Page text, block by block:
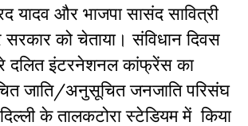
यादव और भाजपा सासंद सावित्री
को चेताया। संविधान दिवस
दलित इंटरनेशनल कांफ्रेंस का
जाति/अनुसूचित जनजाति परिसंघ
के तालकटोरा स्टेडियम में किया